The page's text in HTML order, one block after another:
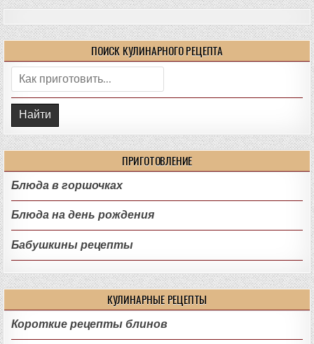
ПОИСК КУЛИНАРНОГО РЕЦЕПТА
Поиск:
ПРИГОТОВЛЕНИЕ
Блюда в горшочках
Блюда на день рождения
Бабушкины рецепты
КУЛИНАРНЫЕ РЕЦЕПТЫ
Короткие рецепты блинов